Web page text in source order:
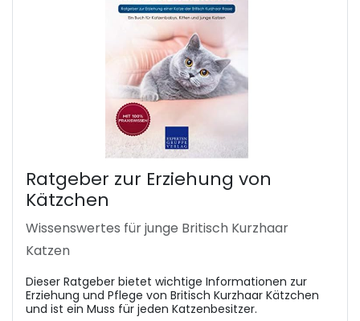
Ratgeber zur Erziehung von
Kätzchen
Wissenswertes für junge Britisch Kurzhaar
Katzen
Dieser Ratgeber bietet wichtige Informationen zur
Erziehung und Pflege von Britisch Kurzhaar Kätzchen
und ist ein Muss für jeden Katzenbesitzer.